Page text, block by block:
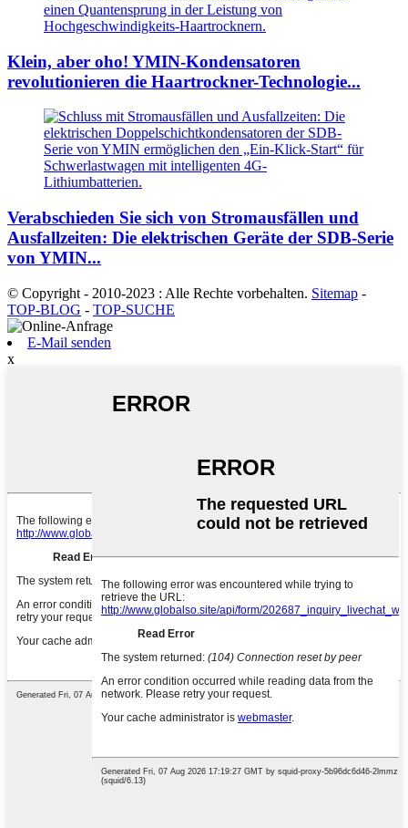
Klein, aber oho! YMIN-Kondensatoren
revolutionieren die Haartrockner-Technologie...
Verabschieden Sie sich von Stromausfällen und
Ausfallzeiten: Die elektrischen Geräte der SDB-Serie
von YMIN...
© Copyright - 2010-2023 : Alle Rechte vorbehalten. Sitemap -
TOP-BLOG - TOP-SUCHE
E-Mail senden
x